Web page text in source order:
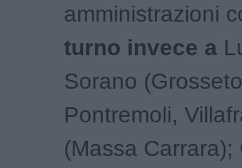
amministrazioni
turno invece a
Sorano
Pontremoli,
(Massa